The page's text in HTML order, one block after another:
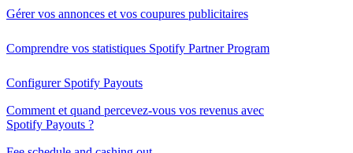
Gérer vos annonces et vos coupures publicitaires
Comprendre vos statistiques Spotify Partner Program
Configurer Spotify Payouts
Comment et quand percevez-vous vos revenus avec
Spotify Payouts ?